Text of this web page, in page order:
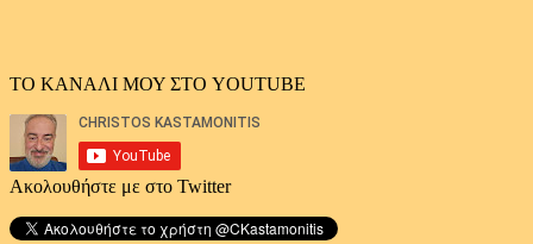
ΤΟ ΚΑΝΑΛΙ ΜΟΥ ΣΤΟ YOUTUBE
Ακολουθήστε με στο Twitter